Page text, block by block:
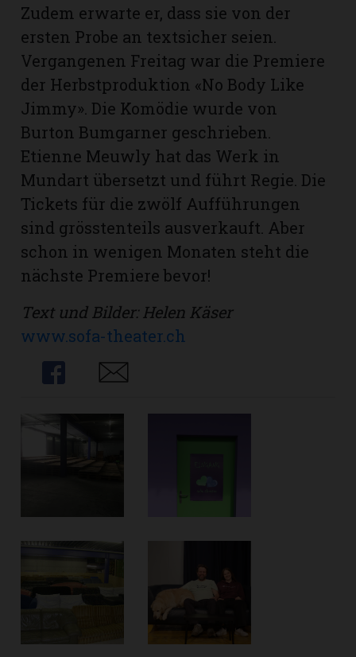
Zudem erwarte er, dass sie von der
ersten Probe an textsicher seien.
Vergangenen Freitag war die Premiere
der Herbstproduktion «No Body Like
Jimmy». Die Komödie wurde von
Burton Bumgarner geschrieben.
Etienne Meuwly hat das Werk in
Mundart übersetzt und führt Regie. Die
Tickets für die zwölf Aufführungen
sind gröss­tenteils ausverkauft. Aber
schon in wenigen Monaten steht die
nächste Premiere bevor!
Text und Bilder: Helen Käser
www.sofa-theater.ch
Share
Share